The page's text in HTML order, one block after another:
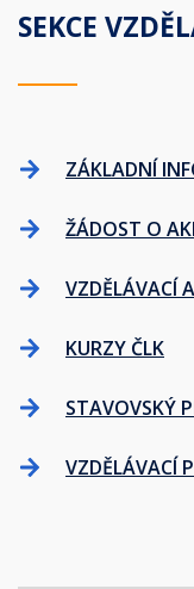
SEKCE
ZÁKLADNÍ
ŽÁDOST O
VZDĚLÁVACÍ
KURZY ČLK
STAVOVSKÝ
VZDĚLÁVACÍ